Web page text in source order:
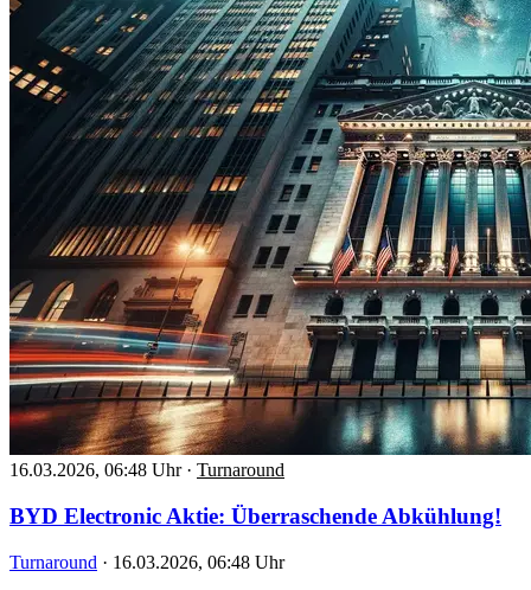
16.03.2026, 06:48 Uhr · Turnaround
BYD Electronic Aktie: Überraschende Abkühlung!
Turnaround · 16.03.2026, 06:48 Uhr